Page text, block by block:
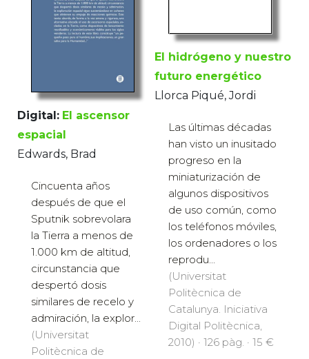
Digital: El ascensor
espacial
Edwards, Brad
Cincuenta años
después de que el
Sputnik sobrevolara
la Tierra a menos de
1.000 km de altitud,
circunstancia que
despertó dosis
similares de recelo y
admiración, la explor...
(Universitat
Politècnica de
El hidrógeno y nuestro
futuro energético
Llorca Piqué, Jordi
Las últimas décadas
han visto un inusitado
progreso en la
miniaturización de
algunos dispositivos
de uso común, como
los teléfonos móviles,
los ordenadores o los
reprodu...
(Universitat
Politècnica de
Catalunya. Iniciativa
Digital Politècnica,
2010) · 126 pàg. · 15 €